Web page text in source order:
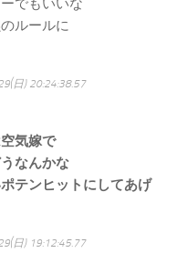
でもいいな
ルールに
日) 20:24:38.57
気嫁で
なんかな
テンヒットにしてあげ
日) 19:12:45.77